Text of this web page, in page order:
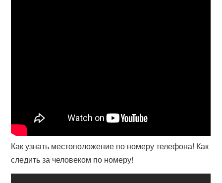
Как узнать местоположение по номеру телефона! Как
следить за человеком по номеру!